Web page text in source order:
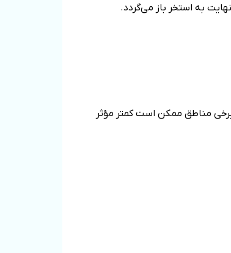
به استخر باز می‌گردد.
مناطق ممکن است کمتر مؤثر